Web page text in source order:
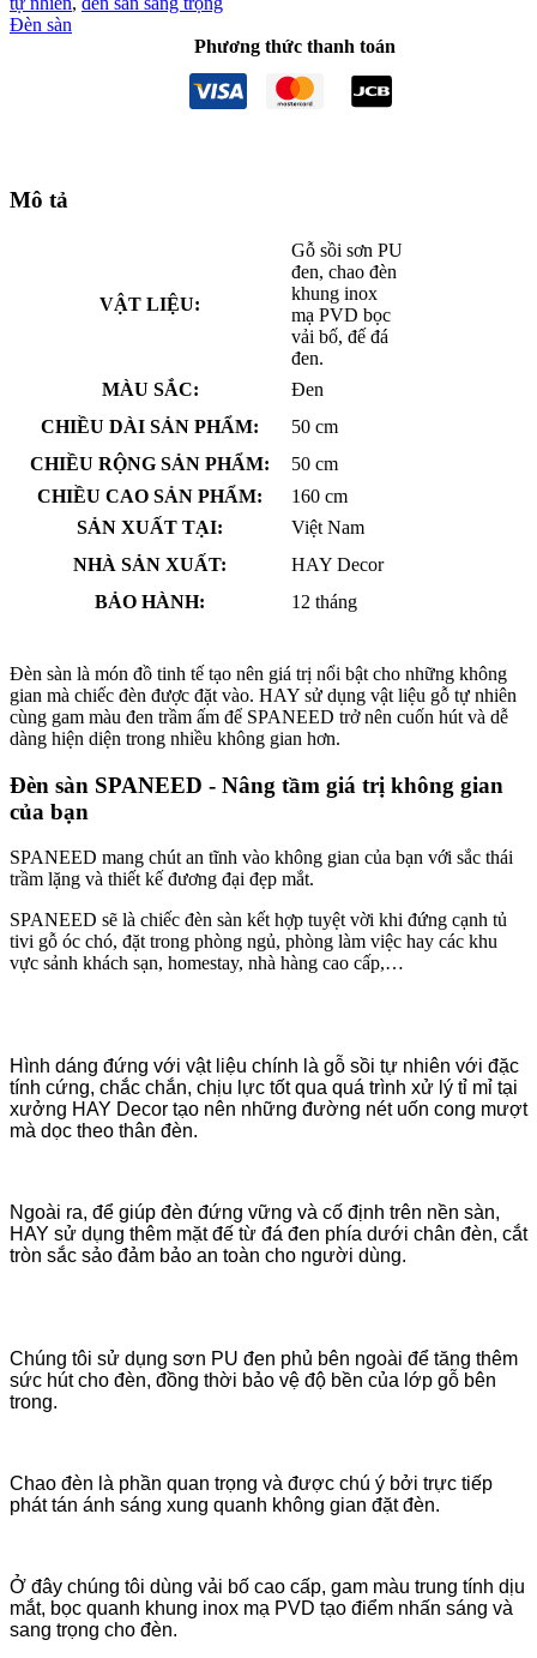
Đèn sàn
Phương thức thanh toán
Mô tả
VẬT LIỆU:
Gỗ sồi sơn PU
đen, chao đèn
khung inox
mạ PVD bọc
vải bố, đế đá
đen.
MÀU SẮC:
Đen
CHIỀU DÀI SẢN PHẨM:
50 cm
CHIỀU RỘNG SẢN PHẨM:
50 cm
CHIỀU CAO SẢN PHẨM:
160 cm
SẢN XUẤT TẠI:
Việt Nam
NHÀ SẢN XUẤT:
HAY Decor
BẢO HÀNH:
12 tháng
Đèn sàn là món đồ tinh tế tạo nên giá trị nổi bật cho những không
gian mà chiếc đèn được đặt vào. HAY sử dụng vật liệu gỗ tự nhiên
cùng gam màu đen trầm ấm để SPANEED trở nên cuốn hút và dễ
dàng hiện diện trong nhiều không gian hơn.
Đèn sàn SPANEED - Nâng tầm giá trị không gian
của bạn
SPANEED mang chút an tĩnh vào không gian của bạn với sắc thái
trầm lặng và thiết kế đương đại đẹp mắt.
SPANEED sẽ là chiếc đèn sàn kết hợp tuyệt vời khi đứng cạnh tủ
tivi gỗ óc chó, đặt trong phòng ngủ, phòng làm việc hay các khu
vực sảnh khách sạn, homestay, nhà hàng cao cấp,…
Hình dáng đứng với vật liệu chính là gỗ sồi tự nhiên với đặc
tính cứng, chắc chắn, chịu lực tốt qua quá trình xử lý tỉ mỉ tại
xưởng HAY Decor tạo nên những đường nét uốn cong mượt
mà dọc theo thân đèn.
Ngoài ra, để giúp đèn đứng vững và cố định trên nền sàn,
HAY sử dụng thêm mặt đế từ đá đen phía dưới chân đèn, cắt
tròn sắc sảo đảm bảo an toàn cho người dùng.
Chúng tôi sử dụng sơn PU đen phủ bên ngoài để tăng thêm
sức hút cho đèn, đồng thời bảo vệ độ bền của lớp gỗ bên
trong.
Chao đèn là phần quan trọng và được chú ý bởi trực tiếp
phát tán ánh sáng xung quanh không gian đặt đèn.
Ở đây chúng tôi dùng vải bố cao cấp, gam màu trung tính dịu
mắt, bọc quanh khung inox mạ PVD tạo điểm nhấn sáng và
sang trọng cho đèn.